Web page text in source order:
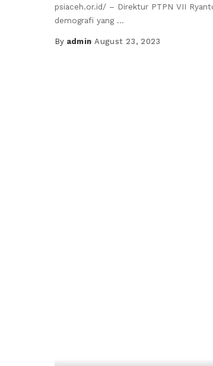
psiaceh.or.id/ – Direktur PTPN VII
demografi yang ...
Posted
By admin August 23, 2023